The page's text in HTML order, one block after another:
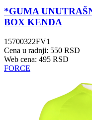
*GUMA
BOX KENDA
15700322FV1
Cena u radnji: 550 RSD
Web cena: 495 RSD
FORCE